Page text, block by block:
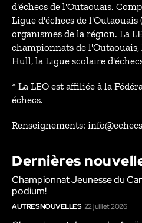
d'échecs de l'Outaouais.
Ligue d'échecs de l'Outaouais
organismes de la région. La
championnats de l'Outaouais,
Hull, la Ligue scolaire
* La LEO est affiliée à la
échecs.
Renseignements:
Dernières
Championnat Jeunesse du
podium!
AUTRES NOUVELLES 22 juillet 2026